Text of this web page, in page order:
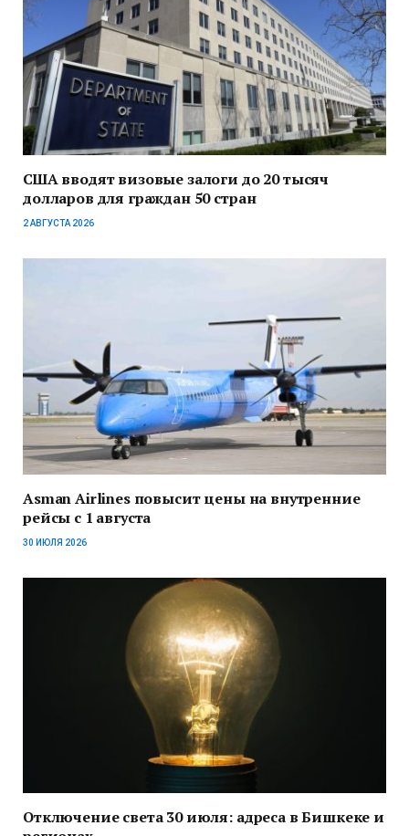
США вводят визовые залоги до 20 тысяч
долларов для граждан 50 стран
2 АВГУСТА 2026
Asman Airlines повысит цены на внутренние
рейсы с 1 августа
30 ИЮЛЯ 2026
Отключение света 30 июля: адреса в Бишкеке и